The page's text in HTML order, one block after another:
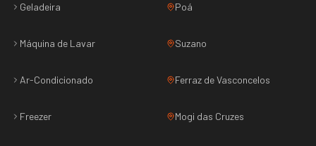
Geladeira
Máquina de Lavar
Ar-Condicionado
Freezer
Poá
Suzano
Ferraz de Vasconcelos
Mogi das Cruzes